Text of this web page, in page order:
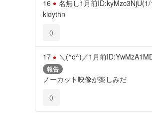
16 名無し1月前ID:kyMzc3NjU(1/
kidythn
0
17 ＼(^o^)／1月前
報告
ノーカット映像が楽しみだ
0